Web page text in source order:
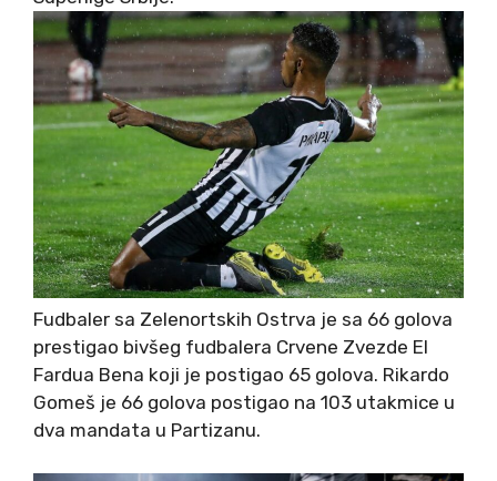
Fudbaler sa Zelenortskih Ostrva je sa 66 golova
prestigao bivšeg fudbalera Crvene Zvezde El
Fardua Bena koji je postigao 65 golova. Rikardo
Gomeš je 66 golova postigao na 103 utakmice u
dva mandata u Partizanu.